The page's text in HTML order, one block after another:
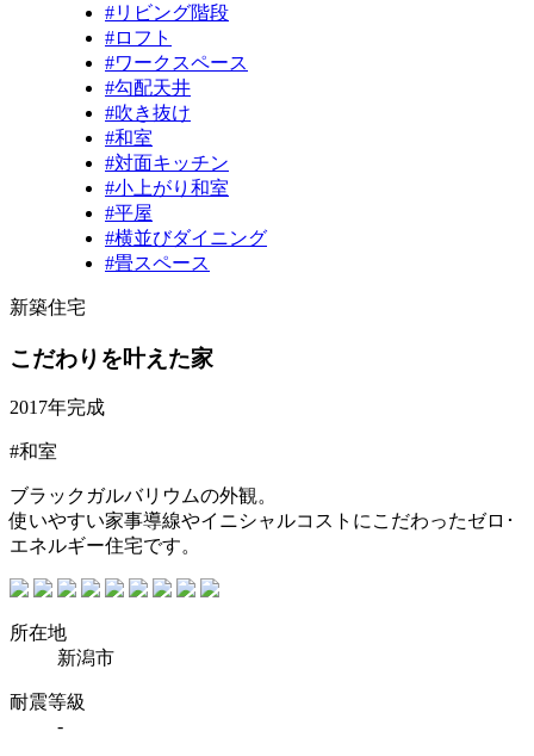
#リビング階段
#ロフト
#ワークスペース
#勾配天井
#吹き抜け
#和室
#対面キッチン
#小上がり和室
#平屋
#横並びダイニング
#畳スペース
新築住宅
こだわりを叶えた家
2017年完成
#和室
ブラックガルバリウムの外観。
使いやすい家事導線やイニシャルコストにこだわったゼロ･
エネルギー住宅です。
所在地
新潟市
耐震等級
-